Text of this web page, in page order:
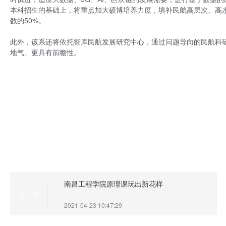
本科招生的基础上，将重点加大硕博培养力度，填补民航高层次、
数的50%。
此外，该系还将依托智库民航发展研究中心，通过问题导向的民航
地气、更具有前瞻性。
南昌工程学院原理课玩出新花样
2021-04-23 10:47:29